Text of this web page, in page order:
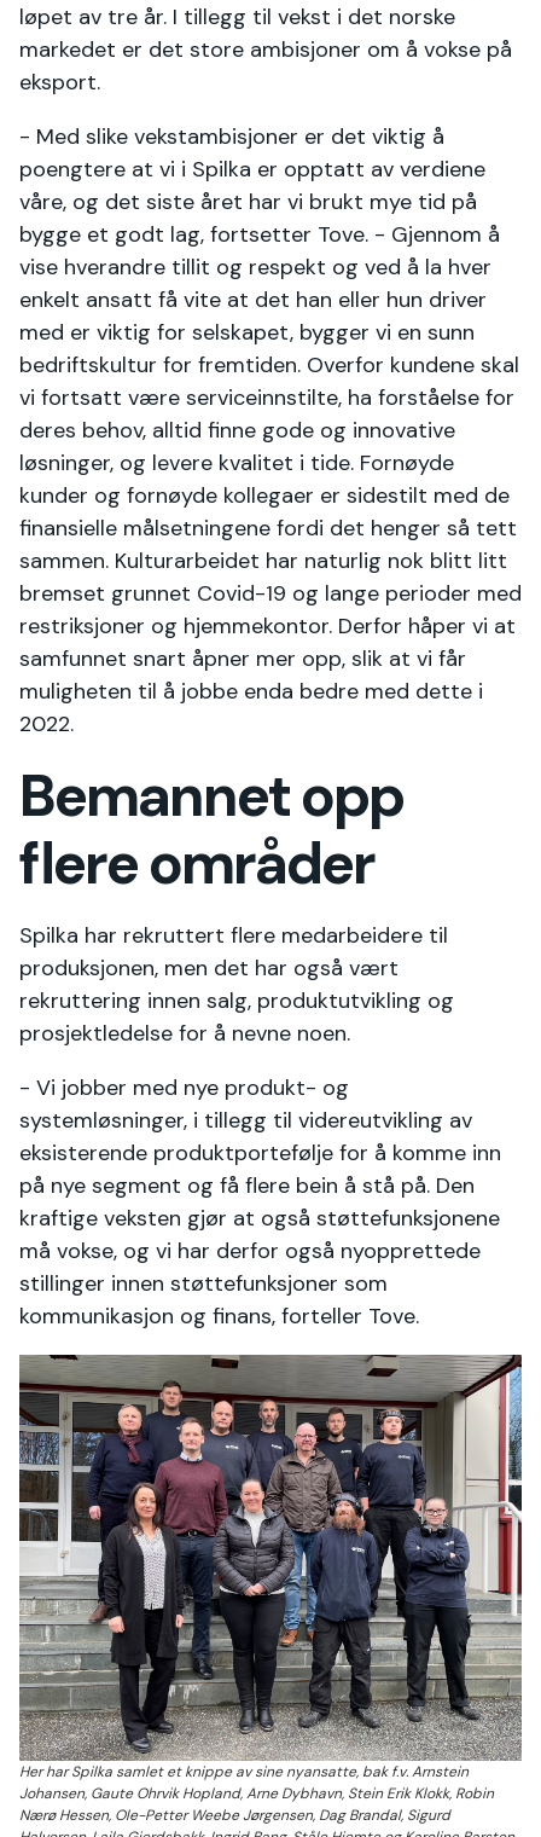
løpet av tre år. I tillegg til vekst i det norske
markedet er det store ambisjoner om å vokse på
eksport.
- Med slike vekstambisjoner er det viktig å
poengtere at vi i Spilka er opptatt av verdiene
våre, og det siste året har vi brukt mye tid på
bygge et godt lag, fortsetter Tove. - Gjennom å
vise hverandre tillit og respekt og ved å la hver
enkelt ansatt få vite at det han eller hun driver
med er viktig for selskapet, bygger vi en sunn
bedriftskultur for fremtiden. Overfor kundene skal
vi fortsatt være serviceinnstilte, ha forståelse for
deres behov, alltid finne gode og innovative
løsninger, og levere kvalitet i tide. Fornøyde
kunder og fornøyde kollegaer er sidestilt med de
finansielle målsetningene fordi det henger så tett
sammen. Kulturarbeidet har naturlig nok blitt litt
bremset grunnet Covid-19 og lange perioder med
restriksjoner og hjemmekontor. Derfor håper vi at
samfunnet snart åpner mer opp, slik at vi får
muligheten til å jobbe enda bedre med dette i
2022.
Bemannet opp
flere områder
Spilka har rekruttert flere medarbeidere til
produksjonen, men det har også vært
rekruttering innen salg, produktutvikling og
prosjektledelse for å nevne noen.
- Vi jobber med nye produkt- og
systemløsninger, i tillegg til videreutvikling av
eksisterende produktportefølje for å komme inn
på nye segment og få flere bein å stå på. Den
kraftige veksten gjør at også støttefunksjonene
må vokse, og vi har derfor også nyopprettede
stillinger innen støttefunksjoner som
kommunikasjon og finans, forteller Tove.
Her har Spilka samlet et knippe av sine nyansatte, bak f.v. Arnstein
Johansen, Gaute Ohrvik Hopland, Arne Dybhavn, Stein Erik Klokk, Robin
Nærø Hessen, Ole-Petter Weebe Jørgensen, Dag Brandal, Sigurd